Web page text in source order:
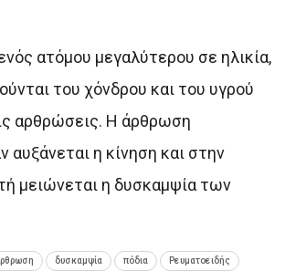
ατόμου μεγαλύτερου σε ηλικία,
του χόνδρου και του υγρού
αρθρώσεις. H άρθρωση
αυξάνεται η κίνηση και στην
μειώνεται η δυσκαμψία των
δυσκαμψία πόδια Ρευματοειδής